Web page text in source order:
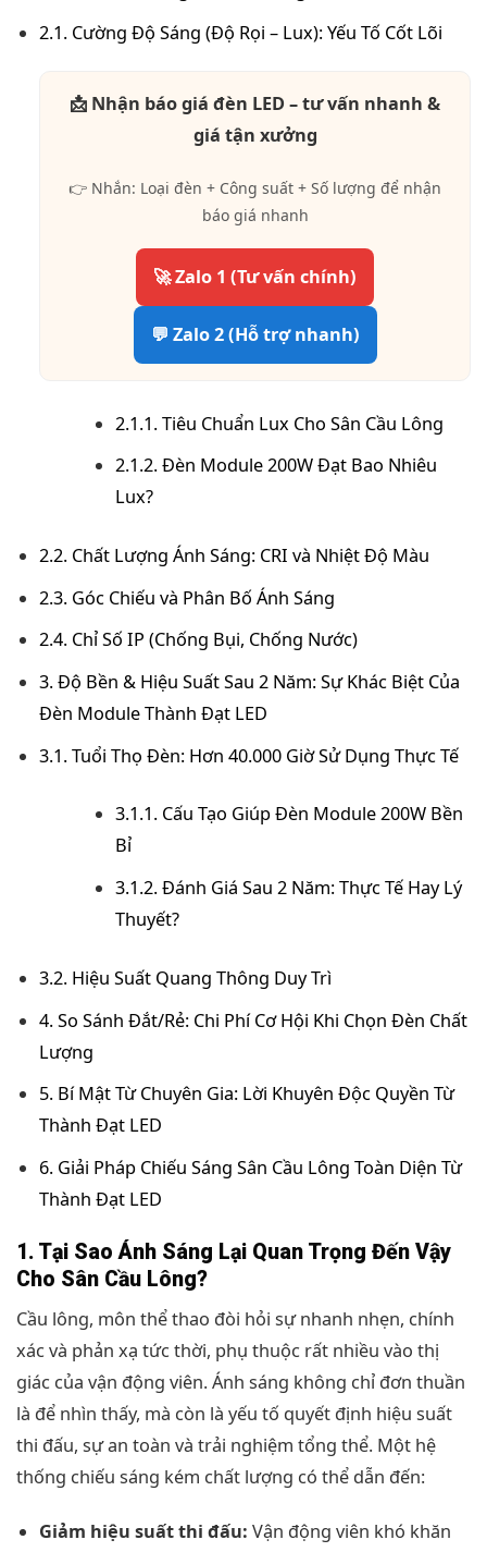
2.1. Cường Độ Sáng (Độ Rọi – Lux): Yếu Tố Cốt Lõi
📩 Nhận báo giá đèn LED – tư vấn nhanh &
giá tận xưởng
👉 Nhắn: Loại đèn + Công suất + Số lượng để nhận
báo giá nhanh
🚀 Zalo 1 (Tư vấn chính)
💬 Zalo 2 (Hỗ trợ nhanh)
2.1.1. Tiêu Chuẩn Lux Cho Sân Cầu Lông
2.1.2. Đèn Module 200W Đạt Bao Nhiêu
Lux?
2.2. Chất Lượng Ánh Sáng: CRI và Nhiệt Độ Màu
2.3. Góc Chiếu và Phân Bố Ánh Sáng
2.4. Chỉ Số IP (Chống Bụi, Chống Nước)
3. Độ Bền & Hiệu Suất Sau 2 Năm: Sự Khác Biệt Của
Đèn Module Thành Đạt LED
3.1. Tuổi Thọ Đèn: Hơn 40.000 Giờ Sử Dụng Thực Tế
3.1.1. Cấu Tạo Giúp Đèn Module 200W Bền
Bỉ
3.1.2. Đánh Giá Sau 2 Năm: Thực Tế Hay Lý
Thuyết?
3.2. Hiệu Suất Quang Thông Duy Trì
4. So Sánh Đắt/Rẻ: Chi Phí Cơ Hội Khi Chọn Đèn Chất
Lượng
5. Bí Mật Từ Chuyên Gia: Lời Khuyên Độc Quyền Từ
Thành Đạt LED
6. Giải Pháp Chiếu Sáng Sân Cầu Lông Toàn Diện Từ
Thành Đạt LED
1. Tại Sao Ánh Sáng Lại Quan Trọng Đến Vậy
Cho Sân Cầu Lông?
Cầu lông, môn thể thao đòi hỏi sự nhanh nhẹn, chính
xác và phản xạ tức thời, phụ thuộc rất nhiều vào thị
giác của vận động viên. Ánh sáng không chỉ đơn thuần
là để nhìn thấy, mà còn là yếu tố quyết định hiệu suất
thi đấu, sự an toàn và trải nghiệm tổng thể. Một hệ
thống chiếu sáng kém chất lượng có thể dẫn đến:
Giảm hiệu suất thi đấu: Vận động viên khó khăn